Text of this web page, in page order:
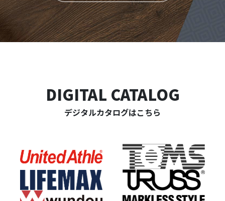
DIGITAL CATALOG
デジタルカタログはこちら